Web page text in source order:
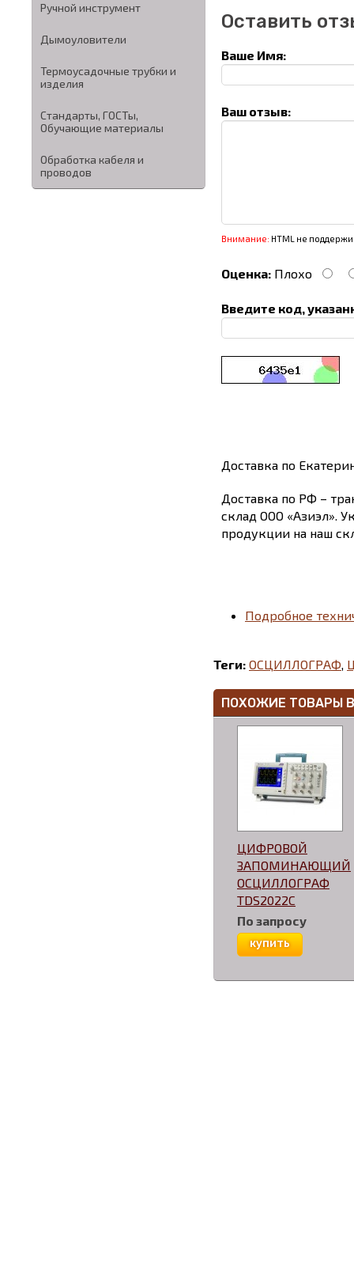
Ручной инструмент
Дымоуловители
Термоусадочные трубки и
изделия
Стандарты, ГОСТы,
Обучающие материалы
Обработка кабеля и
проводов
Оставить
Ваше Имя:
Ваш отзыв:
Внимание: HTML не
Оценка: Плохо
Введите код,
Доставка по
Доставка по РФ –
склад ООО «Азиэл».
продукции на наш
Подробное
Теги: ОСЦИЛЛОГРАФ
ПОХОЖИЕ ТОВАРЫ
ЦИФРОВОЙ
ЗАПОМИНАЮЩИЙ
ОСЦИЛЛОГРАФ
TDS2022C
По запросу
купить